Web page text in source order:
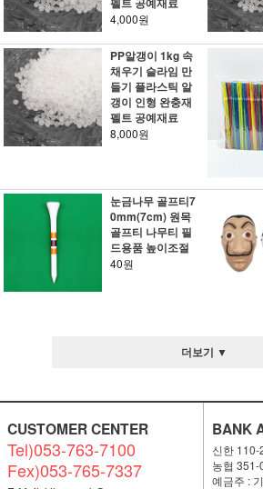
4,000원
PP알갱이 1kg 속
채우기 슬라임 만
들기 플라스틱 알
갱이 인형 완충재
펠트 공예재료
8,000원
눈금나무 골프티7
0mm(7cm) 원목
골프티 나무티 필
드용품 높이조절
40원
더보기 ▼
CUSTOMER CENTER
Tel)053-763-7100
Fex)053-765-7337
BANK
신한
농협
예금주 :